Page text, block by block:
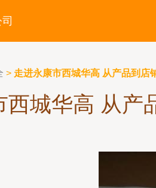
> 走进永康市西城华高 从产品到店
西城华高 从产